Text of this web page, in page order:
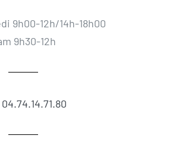
9h00-12h/14h-18h00
9h30-12h
04.74.14.71.80